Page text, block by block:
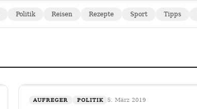
Politik Reisen Rezepte Sport Tipps
AUFREGER POLITIK 5. März 2019